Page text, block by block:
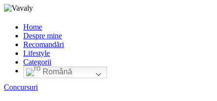
Home
Despre mine
Recomandări
Lifestyle
Categorii
Română
Concursuri